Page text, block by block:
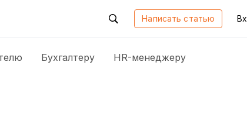
Написать статью
Бухгалтеру HR-менеджеру